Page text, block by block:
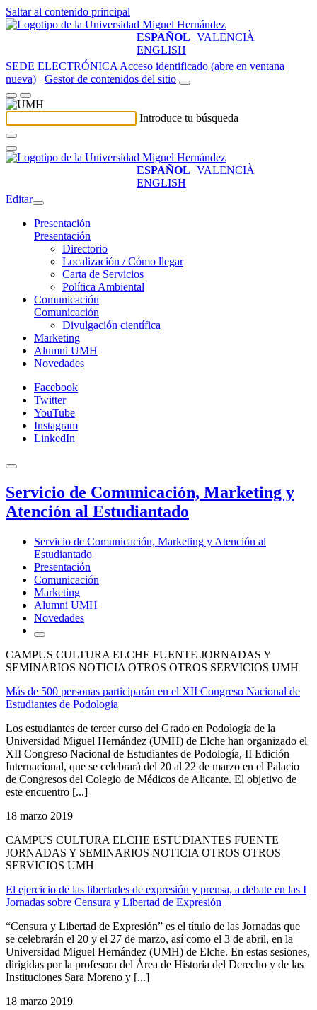
Saltar al contenido principal
ESPAÑOL VALENCIÀ
ENGLISH
SEDE ELECTRÓNICA Acceso identificado (abre en ventana
nueva)
Gestor de contenidos del sitio
Introduce tu búsqueda
ESPAÑOL VALENCIÀ
ENGLISH
Editar
Presentación
Presentación
Directorio
Localización / Cómo llegar
Carta de Servicios
Política Ambiental
Comunicación
Comunicación
Divulgación científica
Marketing
Alumni UMH
Novedades
Facebook
Twitter
YouTube
Instagram
LinkedIn
Servicio de Comunicación, Marketing y
Atención al Estudiantado
Servicio de Comunicación, Marketing y Atención al
Estudiantado
Presentación
Comunicación
Marketing
Alumni UMH
Novedades
CAMPUS CULTURA ELCHE FUENTE JORNADAS Y
SEMINARIOS NOTICIA OTROS OTROS SERVICIOS UMH
Más de 500 personas participarán en el XII Congreso Nacional de
Estudiantes de Podología
Los estudiantes de tercer curso del Grado en Podología de la
Universidad Miguel Hernández (UMH) de Elche han organizado el
XII Congreso Nacional de Estudiantes de Podología, II Edición
Internacional, que se celebrará del 20 al 22 de marzo en el Palacio
de Congresos del Colegio de Médicos de Alicante. El objetivo de
este encuentro [...]
18 marzo 2019
CAMPUS CULTURA ELCHE ESTUDIANTES FUENTE
JORNADAS Y SEMINARIOS NOTICIA OTROS OTROS
SERVICIOS UMH
El ejercicio de las libertades de expresión y prensa, a debate en las I
Jornadas sobre Censura y Libertad de Expresión
“Censura y Libertad de Expresión” es el título de las Jornadas que
se celebrarán el 20 y el 27 de marzo, así como el 3 de abril, en la
Universidad Miguel Hernández (UMH) de Elche. En estas sesiones,
dirigidas por la profesora del Área de Historia del Derecho y de las
Instituciones Sara Moreno y [...]
18 marzo 2019